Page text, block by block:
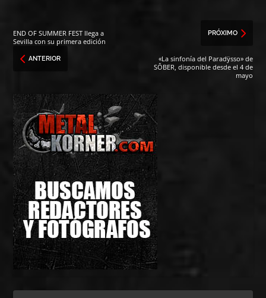
END OF SUMMER FEST llega a
Sevilla con su primera edición
ANTERIOR
PRÓXIMO
«La sinfonía del Paradÿsso» de
SÔBER, disponible desde el 4 de
mayo